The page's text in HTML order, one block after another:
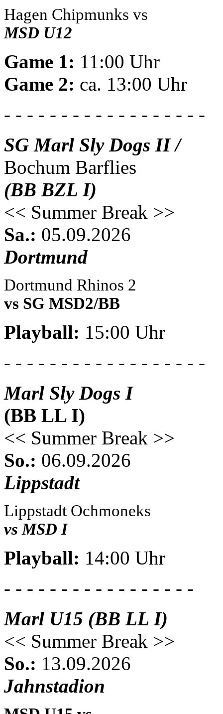
Hagen Chipmunks vs
MSD U12
Game 1: 11:00 Uhr
Game 2: ca. 13:00 Uhr
- - - - - - - - - - - - - - - - - -
SG Marl Sly Dogs II /
Bochum Barflies
(BB BZL I)
<< Summer Break >>
Sa.: 05.09.2026
Dortmund
Dortmund Rhinos 2
vs SG MSD2/BB
Playball: 15:00 Uhr
- - - - - - - - - - - - - - - - - -
Marl Sly Dogs I
(BB LL I)
<< Summer Break >>
So.: 06.09.2026
Lippstadt
Lippstadt Ochmoneks
vs MSD I
Playball: 14:00 Uhr
- - - - - - - - - - - - - - - - -
Marl U15 (BB LL I)
<< Summer Break >>
So.: 13.09.2026
Jahnstadion